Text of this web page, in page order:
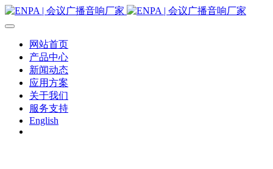
网站首页
产品中心
新闻动态
应用方案
关于我们
服务支持
English